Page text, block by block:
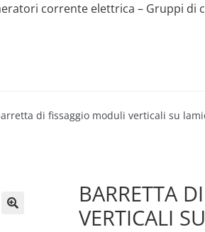
corrente elettrica – Gruppi di
Produttori Sample Page Shop
di fissaggio moduli verticali su
BARRETTA
VERTICALI